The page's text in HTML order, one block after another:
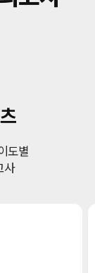
도별
사